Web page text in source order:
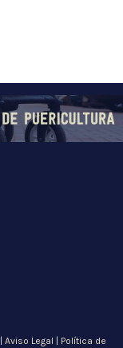
Aviso Legal
Política de